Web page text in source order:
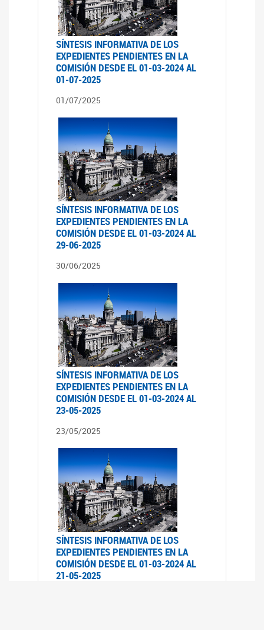
SÍNTESIS INFORMATIVA DE LOS
EXPEDIENTES PENDIENTES EN LA
COMISIÓN DESDE EL 01-03-2024 AL
01-07-2025
01/07/2025
SÍNTESIS INFORMATIVA DE LOS
EXPEDIENTES PENDIENTES EN LA
COMISIÓN DESDE EL 01-03-2024 AL
29-06-2025
30/06/2025
SÍNTESIS INFORMATIVA DE LOS
EXPEDIENTES PENDIENTES EN LA
COMISIÓN DESDE EL 01-03-2024 AL
23-05-2025
23/05/2025
SÍNTESIS INFORMATIVA DE LOS
EXPEDIENTES PENDIENTES EN LA
COMISIÓN DESDE EL 01-03-2024 AL
21-05-2025